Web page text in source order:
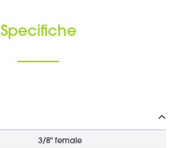
Specifiche
3/8" female